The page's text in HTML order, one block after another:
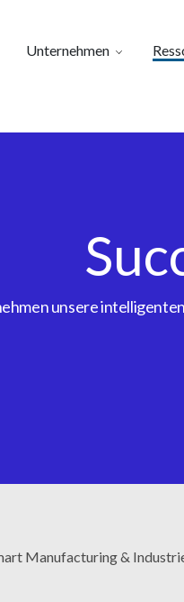
Unternehmen
unsere
Manufacturing &